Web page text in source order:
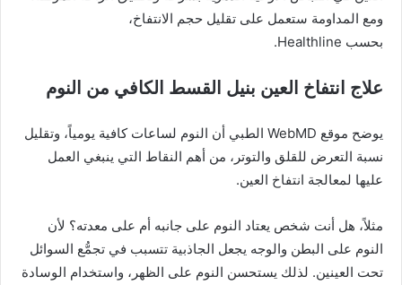
ومع المداومة ستعمل على تقليل حجم الانتفاخ،
بحسب Healthline.
علاج انتفاخ العين بنيل القسط الكافي من النوم
يوضح موقع WebMD الطبي أن النوم لساعات كافية يومياً، وتقليل
نسبة التعرض للقلق والتوتر ، من أهم النقاط التي ينبغي العمل
عليها لمعالجة انتفاخ العين.
مثلاً، هل أنت شخص يعتاد النوم على جانبه أم على معدته؟ لأن
النوم على البطن والوجه يجعل الجاذبية تتسبب في تجمُّع السوائل
تحت العينين. لذلك يستحسن النوم على الظهر، واستخدام الوسادة